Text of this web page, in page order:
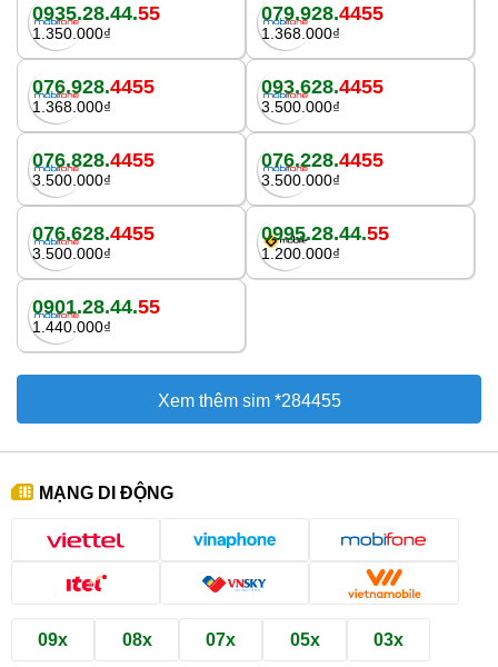
0935.28.44.55
1.350.000₫
079.928.4455
1.368.000₫
076.928.4455
1.368.000₫
093.628.4455
3.500.000₫
076.828.4455
3.500.000₫
076.228.4455
3.500.000₫
076.628.4455
3.500.000₫
0995.28.44.55
1.200.000₫
0901.28.44.55
1.440.000₫
Xem thêm sim *284455
MẠNG DI ĐỘNG
09x 08x 07x 05x 03x